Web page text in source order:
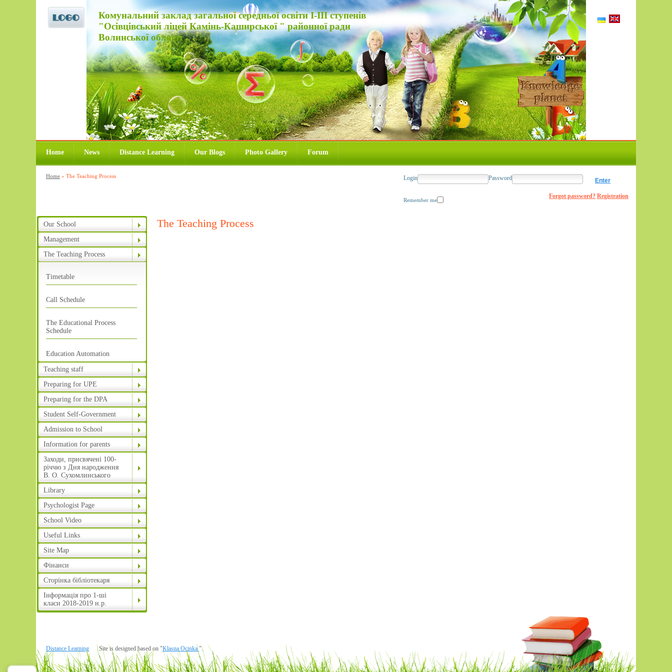
Комунальний заклад загальної середньої освіти І-ІІІ ступенів
"Осівцівський ліцей Камінь-Каширської " районної ради
Волинської області
Home News Distance Learning Our Blogs Photo Gallery Forum
Home » The Teaching Process Login Password
Remember me
Forgot password? Registration
Our School
Management
The Teaching Process
Timetable
Call Schedule
The Educational Process
Schedule
Education Automation
Teaching staff
Preparing for UPE
Preparing for the DPA
Student Self-Government
Admission to School
Information for parents
Заходи, присвячені 100-
річчю з Дня народження
В. О. Сухомлинського
Library
Psychologist Page
School Video
Useful Links
Site Map
Фінанси
Сторінка бібліотекаря
Інформація про 1-ші
класи 2018-2019 н.р.
The Teaching Process
Distance Learning Site is designed based on "Klasna Ocinka".